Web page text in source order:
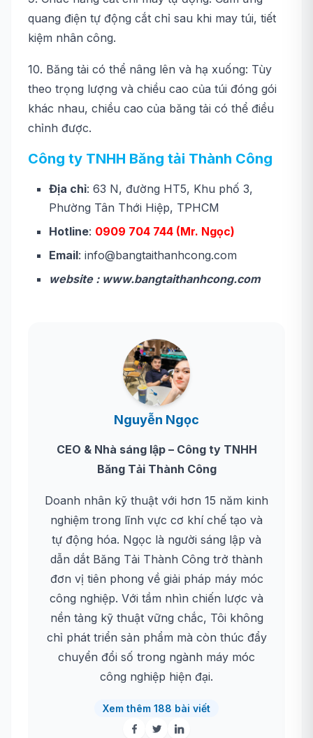
quang điện tự động cắt chỉ sau khi may túi, tiết
kiệm nhân công.
10. Băng tải có thể nâng lên và hạ xuống: Tùy
theo trọng lượng và chiều cao của túi đóng gói
khác nhau, chiều cao của băng tải có thể điều
chỉnh được.
Công ty TNHH Băng tải Thành Công
Địa chỉ: 63 N, đường HT5, Khu phố 3,
Phường Tân Thới Hiệp, TPHCM
Hotline: 0909 704 744 (Mr. Ngọc)
Email: info@bangtaithanhcong.com
website : www.bangtaithanhcong.com
Nguyễn Ngọc
CEO & Nhà sáng lập – Công ty TNHH
Băng Tải Thành Công
Doanh nhân kỹ thuật với hơn 15 năm kinh
nghiệm trong lĩnh vực cơ khí chế tạo và
tự động hóa. Ngọc là người sáng lập và
dẫn dắt Băng Tải Thành Công trở thành
đơn vị tiên phong về giải pháp máy móc
công nghiệp. Với tầm nhìn chiến lược và
nền tảng kỹ thuật vững chắc, Tôi không
chỉ phát triển sản phẩm mà còn thúc đẩy
chuyển đổi số trong ngành máy móc
công nghiệp hiện đại.
Xem thêm 188 bài viết